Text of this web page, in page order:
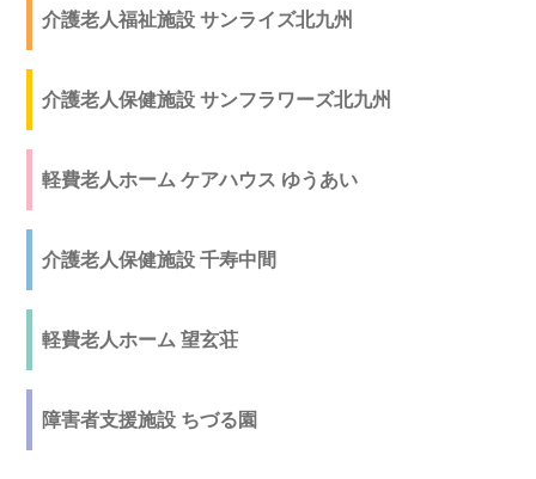
介護老人福祉施設 サンライズ北九州
介護老人保健施設 サンフラワーズ北九州
軽費老人ホーム ケアハウス ゆうあい
介護老人保健施設 千寿中間
軽費老人ホーム 望玄荘
障害者支援施設 ちづる園